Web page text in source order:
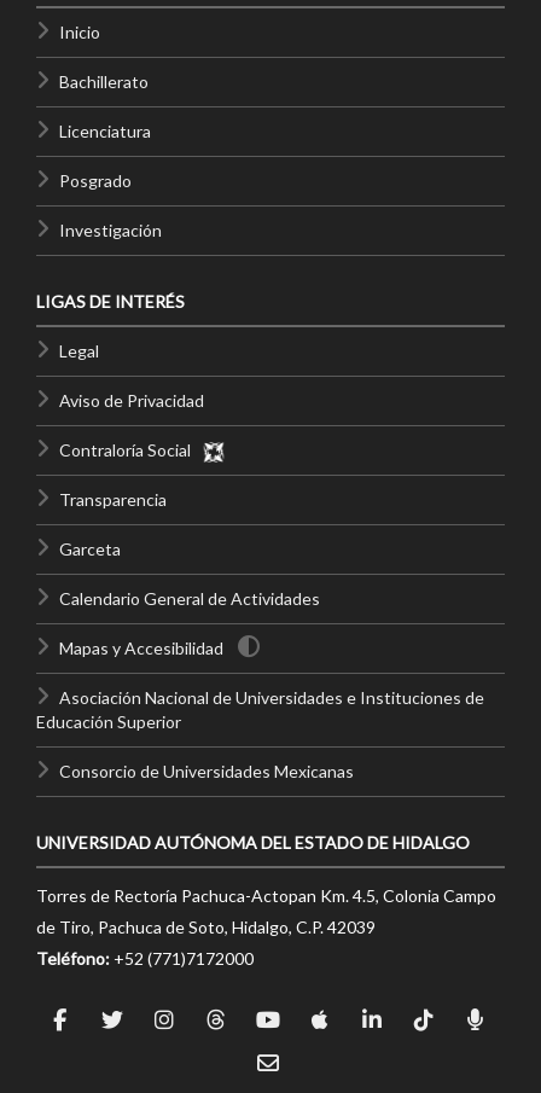
Inicio
Bachillerato
Licenciatura
Posgrado
Investigación
LIGAS DE INTERÉS
Legal
Aviso de Privacidad
Contraloría Social
Transparencia
Garceta
Calendario General de Actividades
Mapas y Accesibilidad
Asociación Nacional de Universidades e Instituciones de
Educación Superior
Consorcio de Universidades Mexicanas
UNIVERSIDAD AUTÓNOMA DEL ESTADO DE HIDALGO
Torres de Rectoría Pachuca-Actopan Km. 4.5, Colonia Campo
de Tiro, Pachuca de Soto, Hidalgo, C.P. 42039
Teléfono: +52 (771)7172000